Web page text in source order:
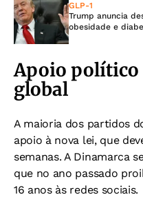
GLP-1
Trump anuncia
obesidade e
Apoio político
global
A maioria dos partidos
apoio à nova lei, que
semanas. A Dinamarca
que no ano passado
16 anos às redes sociais.